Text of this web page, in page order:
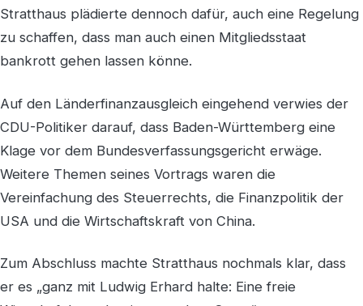
Stratthaus plädierte dennoch dafür, auch eine Regelung
zu schaffen, dass man auch einen Mitgliedsstaat
bankrott gehen lassen könne.
Auf den Länderfinanzausgleich eingehend verwies der
CDU-Politiker darauf, dass Baden-Württemberg eine
Klage vor dem Bundesverfassungsgericht erwäge.
Weitere Themen seines Vortrags waren die
Vereinfachung des Steuerrechts, die Finanzpolitik der
USA und die Wirtschaftskraft von China.
Zum Abschluss machte Stratthaus nochmals klar, dass
er es „ganz mit Ludwig Erhard halte: Eine freie